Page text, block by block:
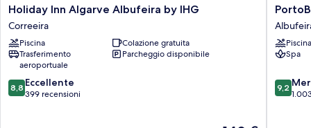
Holiday
Inn
Algarve
Albufeira
by
IHG
Correeira
Holiday Inn Algarve Albufeira by IHG
Correeira
Piscina
Colazione gratuita
Trasferimento
aeroportuale
Parcheggio disponibile
8.8
su
8,8 Eccellente
399 recensioni
Falésia
Piscina
Spa
9.2
su
9,2